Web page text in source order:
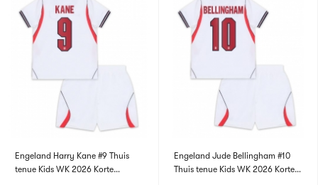
Engeland Harry Kane #9 Thuis
tenue Kids WK 2026 Korte
Engeland Jude Bellingham #10
Thuis tenue Kids WK 2026 Korte